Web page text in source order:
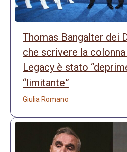
Thomas Bangalter dei
che scrivere la
Legacy è stato
“limitante”
Giulia Romano